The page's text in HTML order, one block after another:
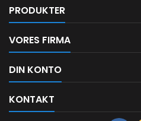
PRODUKTER
VORES FIRMA
DIN KONTO
KONTAKT